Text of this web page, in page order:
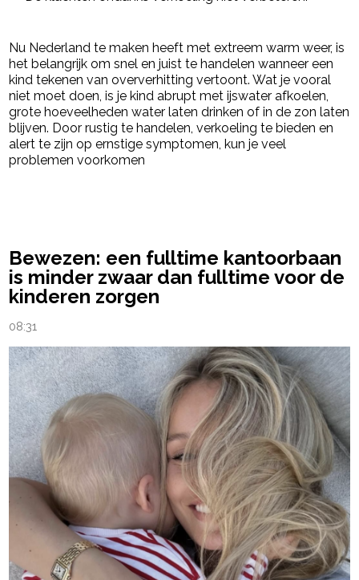
Nu Nederland te maken heeft met extreem warm weer, is
het belangrijk om snel en juist te handelen wanneer een
kind tekenen van oververhitting vertoont. Wat je vooral
niet moet doen, is je kind abrupt met ijswater afkoelen,
grote hoeveelheden water laten drinken of in de zon laten
blijven. Door rustig te handelen, verkoeling te bieden en
alert te zijn op ernstige symptomen, kun je veel
problemen voorkomen
Bewezen: een fulltime kantoorbaan
is minder zwaar dan fulltime voor de
kinderen zorgen
08:31